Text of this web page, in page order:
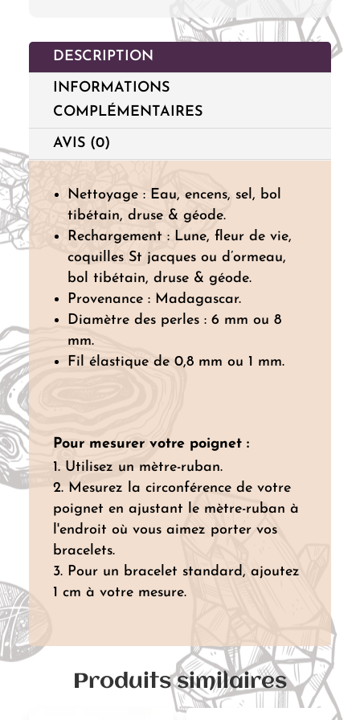
DESCRIPTION
INFORMATIONS
COMPLÉMENTAIRES
AVIS (0)
Nettoyage : Eau, encens, sel, bol
tibétain, druse & géode.
Rechargement : Lune, fleur de vie,
coquilles St jacques ou d’ormeau,
bol tibétain, druse & géode.
Provenance : Madagascar.
Diamètre des perles : 6 mm ou 8
mm.
Fil élastique de 0,8 mm ou 1 mm.
Pour mesurer votre poignet :
Utilisez un mètre-ruban.
Mesurez la circonférence de votre
poignet en ajustant le mètre-ruban à
l'endroit où vous aimez porter vos
bracelets.
Pour un bracelet standard, ajoutez
1 cm à votre mesure.
Produits similaires